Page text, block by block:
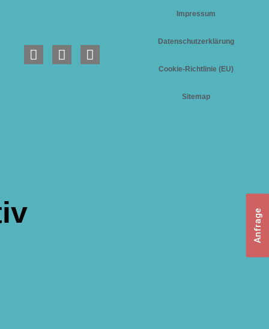
Impressum
Datenschutzerklärung
Cookie-Richtlinie (EU)
Sitemap
Anfrage